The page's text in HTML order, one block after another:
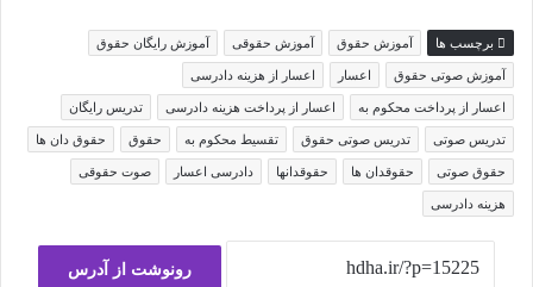
برچسب ها آموزش حقوق آموزش حقوقی آموزش رایگان حقوق
آموزش صوتی حقوق اعسار اعسار از هزینه دادرسی
اعسار از پرداخت محکوم به اعسار از پرداخت هزینه دادرسی تدریس رایگان
تدریس صوتی تدریس صوتی حقوق تقسیط محکوم به حقوق حقوق دان ها
حقوق صوتی حقوقدان ها حقوقدانها دادرسی اعسار صوت حقوقی
هزینه دادرسی
رونوشت از آدرس